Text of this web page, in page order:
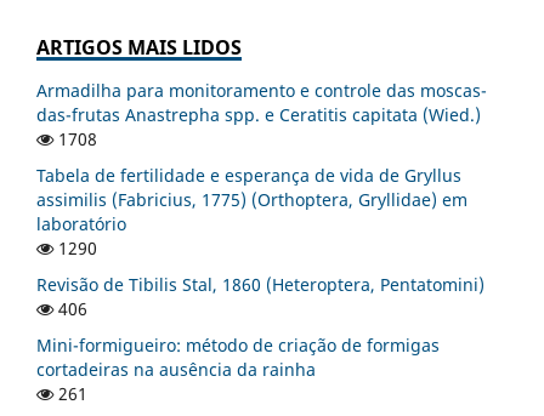
ARTIGOS MAIS LIDOS
Armadilha para monitoramento e controle das moscas-
das-frutas Anastrepha spp. e Ceratitis capitata (Wied.)
1708
Tabela de fertilidade e esperança de vida de Gryllus
assimilis (Fabricius, 1775) (Orthoptera, Gryllidae) em
laboratório
1290
Revisão de Tibilis Stal, 1860 (Heteroptera, Pentatomini)
406
Mini-formigueiro: método de criação de formigas
cortadeiras na ausência da rainha
261